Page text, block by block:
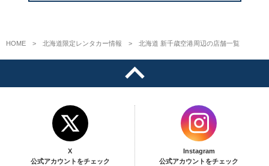
HOME 北海道限定レンタカー情報 北海道 新千歳空港周辺の店舗一覧
X
公式アカウントをチェック
Instagram
公式アカウントをチェック